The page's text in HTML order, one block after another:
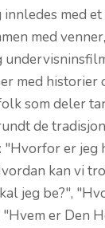
innledes med
med
med historier
som deler
de
"Hvorfor er jeg
kan vi
jeg be?",
"Hvem er Den